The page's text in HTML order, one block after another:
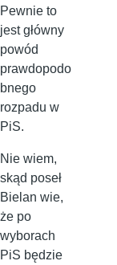
Pewnie to
jest główny
powód
prawdopodo
bnego
rozpadu w
PiS.
Nie wiem,
skąd poseł
Bielan wie,
że po
wyborach
PiS będzie